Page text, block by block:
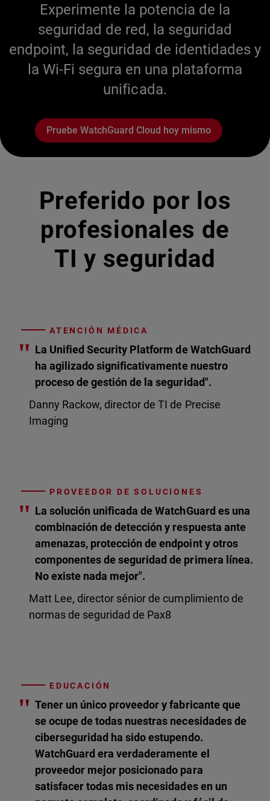
Experimente la potencia de la
seguridad de red, la seguridad
endpoint, la seguridad de identidades y
la Wi-Fi segura en una plataforma
unificada.
Pruebe WatchGuard Cloud hoy mismo
Preferido por los
profesionales de
TI y seguridad
ATENCIÓN MÉDICA
" La Unified Security Platform de WatchGuard
ha agilizado significativamente nuestro
proceso de gestión de la seguridad".
Danny Rackow, director de TI de Precise
Imaging
PROVEEDOR DE SOLUCIONES
" La solución unificada de WatchGuard es una
combinación de detección y respuesta ante
amenazas, protección de endpoint y otros
componentes de seguridad de primera línea.
No existe nada mejor".
Matt Lee, director sénior de cumplimiento de
normas de seguridad de Pax8
EDUCACIÓN
" Tener un único proveedor y fabricante que
se ocupe de todas nuestras necesidades de
ciberseguridad ha sido estupendo.
WatchGuard era verdaderamente el
proveedor mejor posicionado para
satisfacer todas mis necesidades en un